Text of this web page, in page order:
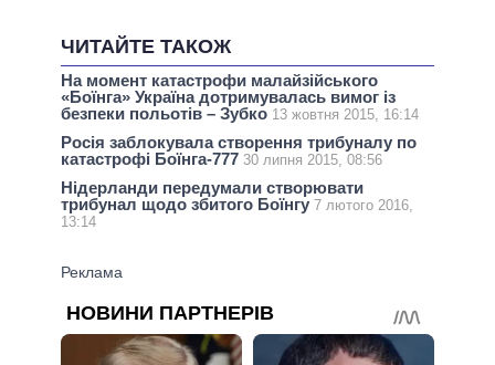
ЧИТАЙТЕ ТАКОЖ
На момент катастрофи малайзійського
«Боїнга» Україна дотримувалась вимог із
безпеки польотів – Зубко 13 жовтня 2015, 16:14
Росія заблокувала створення трибуналу по
катастрофі Боїнга-777 30 липня 2015, 08:56
Нідерланди передумали створювати
трибунал щодо збитого Боїнгу 7 лютого 2016,
13:14